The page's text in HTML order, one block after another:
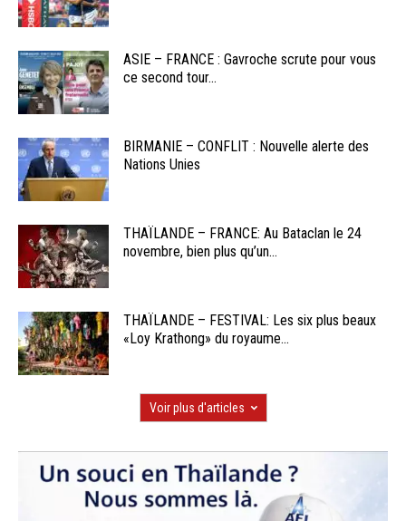
ASIE – FRANCE : Gavroche scrute pour vous
ce second tour...
BIRMANIE – CONFLIT : Nouvelle alerte des
Nations Unies
THAÏLANDE – FRANCE: Au Bataclan le 24
novembre, bien plus qu’un...
THAÏLANDE – FESTIVAL: Les six plus beaux
«Loy Krathong» du royaume...
Voir plus d'articles